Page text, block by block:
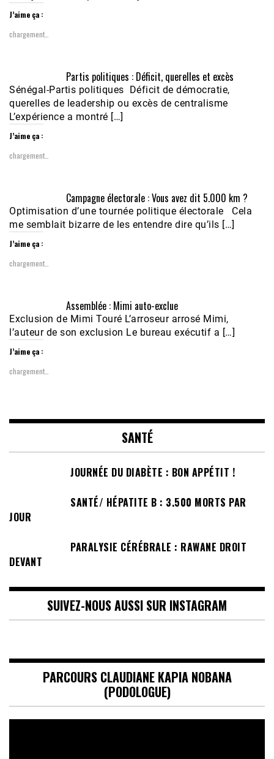
J’aime ça :
chargement…
Partis politiques : Déficit, querelles et excès
Sénégal-Partis politiques Déficit de démocratie,
querelles de leadership ou excès de centralisme
L’expérience a montré […]
J’aime ça :
chargement…
Campagne électorale : Vous avez dit 5.000 km ?
Optimisation d’une tournée politique électorale Cela
me semblait bizarre de les entendre dire qu’ils […]
J’aime ça :
chargement…
Assemblée : Mimi auto-exclue
Exclusion de Mimi Touré L’arroseur arrosé Mimi,
l’auteur de son exclusion Le bureau exécutif a […]
J’aime ça :
chargement…
SANTÉ
JOURNÉE DU DIABÈTE : BON APPÉTIT !
SANTÉ/ HÉPATITE B : 3.500 MORTS PAR
JOUR
PARALYSIE CÉRÉBRALE : RAWANE DROIT
DEVANT
SUIVEZ-NOUS AUSSI SUR INSTAGRAM
PARCOURS CLAUDIANE KAPIA NOBANA
(PODOLOGUE)